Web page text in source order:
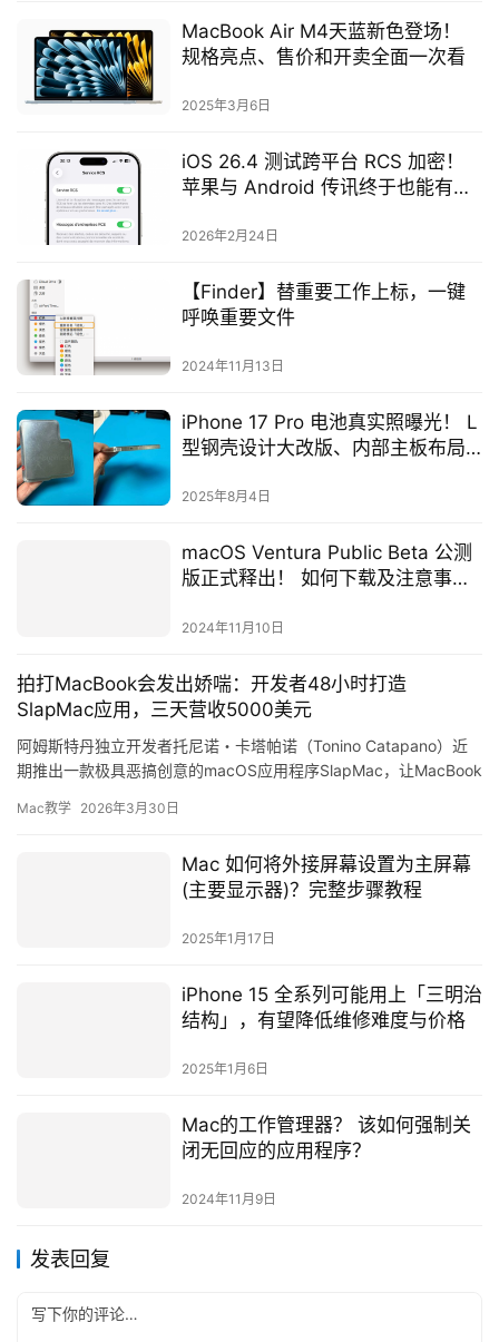
MacBook Air M4天蓝新色登场！
规格亮点、售价和开卖全面一次看
2025年3月6日
iOS 26.4 测试跨平台 RCS 加密！
苹果与 Android 传讯终于也能有最
2026年2月24日
【Finder】替重要工作上标，一键
呼唤重要文件
2024年11月13日
iPhone 17 Pro 电池真实照曝光！ L
型钢壳设计大改版、内部主板布局
2025年8月4日
macOS Ventura Public Beta 公测
版正式释出！ 如何下载及注意事项
2024年11月10日
拍打MacBook会发出娇喘：开发者48小时打造
SlapMac应用，三天营收5000美元
阿姆斯特丹独立开发者托尼诺・卡塔帕诺（Tonino Catapano）近
期推出一款极具恶搞创意的macOS应用程序SlapMac，让MacBook
Mac教学 2026年3月30日
Mac 如何将外接屏幕设置为主屏幕
(主要显示器)？完整步骤教程
2025年1月17日
iPhone 15 全系列可能用上「三明治
结构」，有望降低维修难度与价格
2025年1月6日
Mac的工作管理器？ 该如何强制关
闭无回应的应用程序？
2024年11月9日
发表回复